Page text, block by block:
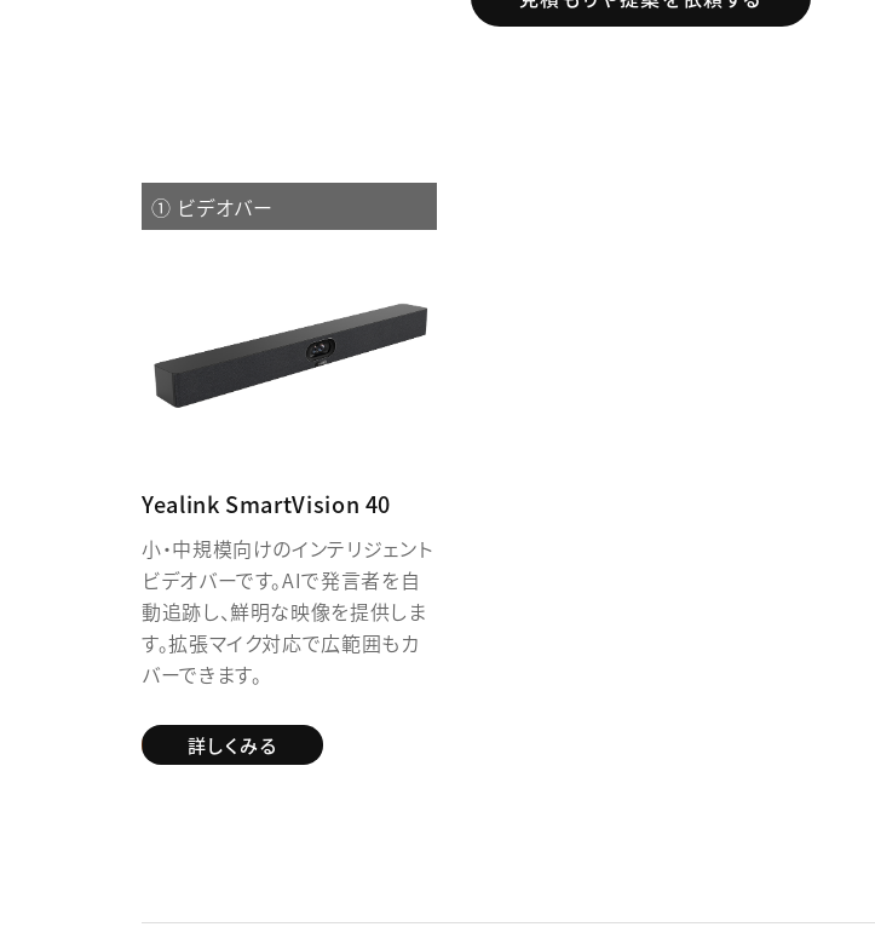
① ビデオバー
Yealink SmartVision 40
小・中規模向けのインテリジェント
ビデオバーです。AIで発言者を自
動追跡し、鮮明な映像を提供しま
す。拡張マイク対応で広範囲もカ
バーできます。
詳しくみる